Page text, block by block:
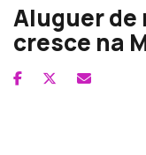
Aluguer
cresce na